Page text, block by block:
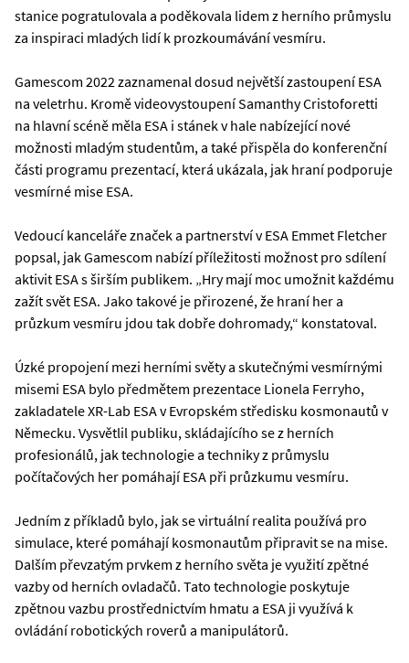
stanice pogratulovala a poděkovala lidem z herního průmyslu
za inspiraci mladých lidí k prozkoumávání vesmíru.
Gamescom 2022 zaznamenal dosud největší zastoupení ESA
na veletrhu. Kromě videovystoupení Samanthy Cristoforetti
na hlavní scéně měla ESA i stánek v hale nabízející nové
možnosti mladým studentům, a také přispěla do konferenční
části programu prezentací, která ukázala, jak hraní podporuje
vesmírné mise ESA.
Vedoucí kanceláře značek a partnerství v ESA Emmet Fletcher
popsal, jak Gamescom nabízí příležitosti možnost pro sdílení
aktivit ESA s širším publikem. „Hry mají moc umožnit každému
zažít svět ESA. Jako takové je přirozené, že hraní her a
průzkum vesmíru jdou tak dobře dohromady,“ konstatoval.
Úzké propojení mezi herními světy a skutečnými vesmírnými
misemi ESA bylo předmětem prezentace Lionela Ferryho,
zakladatele XR-Lab ESA v Evropském středisku kosmonautů v
Německu. Vysvětlil publiku, skládajícího se z herních
profesionálů, jak technologie a techniky z průmyslu
počítačových her pomáhají ESA při průzkumu vesmíru.
Jedním z příkladů bylo, jak se virtuální realita používá pro
simulace, které pomáhají kosmonautům připravit se na mise.
Dalším převzatým prvkem z herního světa je využití zpětné
vazby od herních ovladačů. Tato technologie poskytuje
zpětnou vazbu prostřednictvím hmatu a ESA ji využívá k
ovládání robotických roverů a manipulátorů.